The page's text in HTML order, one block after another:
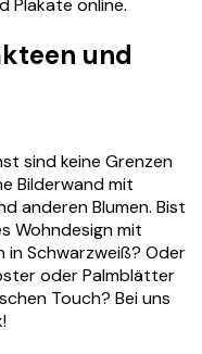
Plakate online.
und
sind keine Grenzen
Bilderwand mit
anderen Blumen. Bist
Wohndesign mit
in Schwarzweiß? Oder
oder Palmblätter
Touch? Bei uns